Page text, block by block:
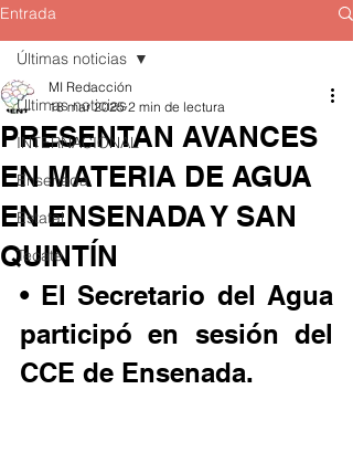
Entrada
Últimas noticias
INTERNACIONAL
Ensenada
Estatal
Tecate
Últimas noticias
PRESENTAN AVANCES
EN MATERIA DE AGUA
EN ENSENADA Y SAN
QUINTÍN
MI Redacción
18 mar 2025 2 min de lectura
• El Secretario del Agua
participó en sesión del
CCE de Ensenada.